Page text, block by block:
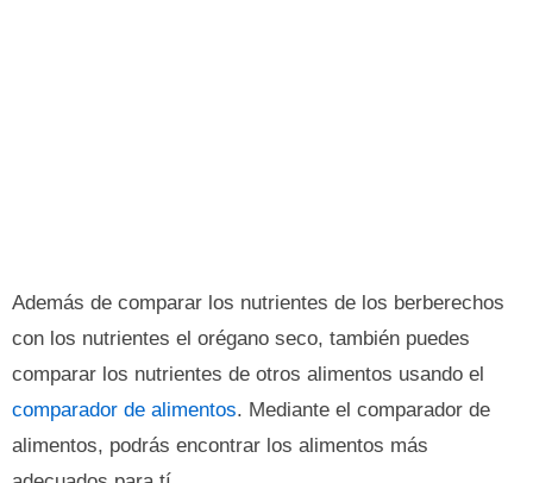
Además de comparar los nutrientes de los berberechos
con los nutrientes el orégano seco, también puedes
comparar los nutrientes de otros alimentos usando el
comparador de alimentos. Mediante el comparador de
alimentos, podrás encontrar los alimentos más